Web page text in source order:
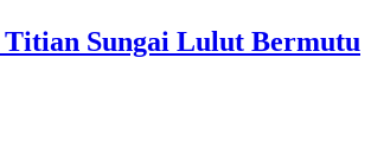
Sungai Lulut Bermutu